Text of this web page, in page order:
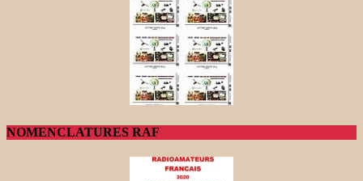
NOMENCLATURES RAF